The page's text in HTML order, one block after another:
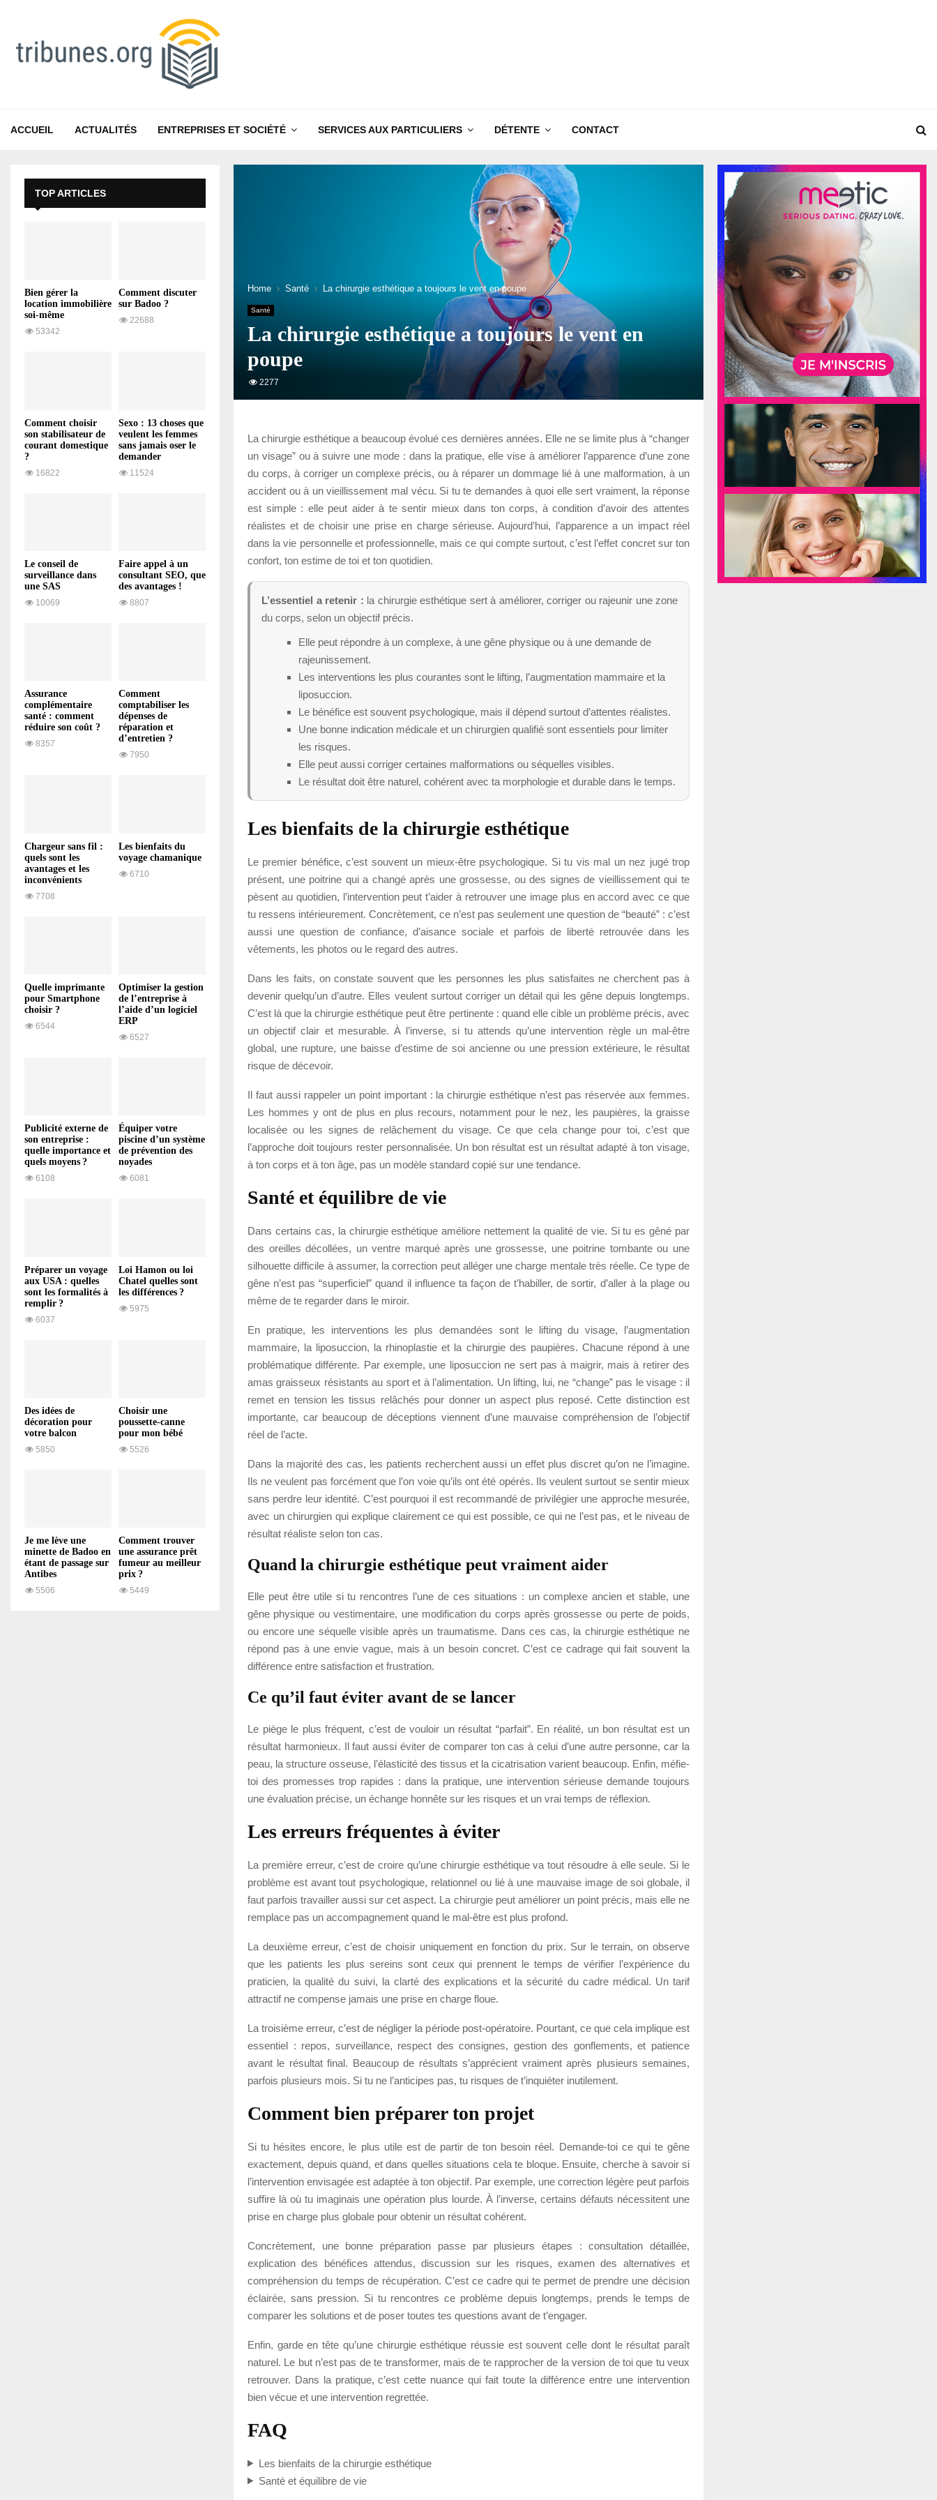
ACCUEIL ACTUALITÉS ENTREPRISES ET SOCIÉTÉ SERVICES AUX PARTICULIERS DÉTENTE CONTACT
Home Santé La chirurgie esthétique a toujours le vent en poupe
Santé
La chirurgie esthétique a toujours le vent en
poupe
2277
La chirurgie esthétique a beaucoup évolué ces dernières années. Elle ne se limite plus à “changer
un visage” ou à suivre une mode : dans la pratique, elle vise à améliorer l’apparence d’une zone
du corps, à corriger un complexe précis, ou à réparer un dommage lié à une malformation, à un
accident ou à un vieillissement mal vécu. Si tu te demandes à quoi elle sert vraiment, la réponse
est simple : elle peut aider à te sentir mieux dans ton corps, à condition d’avoir des attentes
réalistes et de choisir une prise en charge sérieuse. Aujourd’hui, l’apparence a un impact réel
dans la vie personnelle et professionnelle, mais ce qui compte surtout, c’est l’effet concret sur ton
confort, ton estime de toi et ton quotidien.
L’essentiel a retenir : la chirurgie esthétique sert à améliorer, corriger ou rajeunir une zone
du corps, selon un objectif précis.
Elle peut répondre à un complexe, à une gêne physique ou à une demande de
rajeunissement.
Les interventions les plus courantes sont le lifting, l’augmentation mammaire et la
liposuccion.
Le bénéfice est souvent psychologique, mais il dépend surtout d’attentes réalistes.
Une bonne indication médicale et un chirurgien qualifié sont essentiels pour limiter
les risques.
Elle peut aussi corriger certaines malformations ou séquelles visibles.
Le résultat doit être naturel, cohérent avec ta morphologie et durable dans le temps.
Les bienfaits de la chirurgie esthétique
Le premier bénéfice, c’est souvent un mieux-être psychologique. Si tu vis mal un nez jugé trop
présent, une poitrine qui a changé après une grossesse, ou des signes de vieillissement qui te
pèsent au quotidien, l’intervention peut t’aider à retrouver une image plus en accord avec ce que
tu ressens intérieurement. Concrètement, ce n’est pas seulement une question de “beauté” : c’est
aussi une question de confiance, d’aisance sociale et parfois de liberté retrouvée dans les
vêtements, les photos ou le regard des autres.
Dans les faits, on constate souvent que les personnes les plus satisfaites ne cherchent pas à
devenir quelqu’un d’autre. Elles veulent surtout corriger un détail qui les gêne depuis longtemps.
C’est là que la chirurgie esthétique peut être pertinente : quand elle cible un problème précis, avec
un objectif clair et mesurable. À l’inverse, si tu attends qu’une intervention règle un mal-être
global, une rupture, une baisse d’estime de soi ancienne ou une pression extérieure, le résultat
risque de décevoir.
Il faut aussi rappeler un point important : la chirurgie esthétique n’est pas réservée aux femmes.
Les hommes y ont de plus en plus recours, notamment pour le nez, les paupières, la graisse
localisée ou les signes de relâchement du visage. Ce que cela change pour toi, c’est que
l’approche doit toujours rester personnalisée. Un bon résultat est un résultat adapté à ton visage,
à ton corps et à ton âge, pas un modèle standard copié sur une tendance.
Santé et équilibre de vie
Dans certains cas, la chirurgie esthétique améliore nettement la qualité de vie. Si tu es gêné par
des oreilles décollées, un ventre marqué après une grossesse, une poitrine tombante ou une
silhouette difficile à assumer, la correction peut alléger une charge mentale très réelle. Ce type de
gêne n’est pas “superficiel” quand il influence ta façon de t’habiller, de sortir, d’aller à la plage ou
même de te regarder dans le miroir.
En pratique, les interventions les plus demandées sont le lifting du visage, l’augmentation
mammaire, la liposuccion, la rhinoplastie et la chirurgie des paupières. Chacune répond à une
problématique différente. Par exemple, une liposuccion ne sert pas à maigrir, mais à retirer des
amas graisseux résistants au sport et à l’alimentation. Un lifting, lui, ne “change” pas le visage : il
remet en tension les tissus relâchés pour donner un aspect plus reposé. Cette distinction est
importante, car beaucoup de déceptions viennent d’une mauvaise compréhension de l’objectif
réel de l’acte.
Dans la majorité des cas, les patients recherchent aussi un effet plus discret qu’on ne l’imagine.
Ils ne veulent pas forcément que l’on voie qu’ils ont été opérés. Ils veulent surtout se sentir mieux
sans perdre leur identité. C’est pourquoi il est recommandé de privilégier une approche mesurée,
avec un chirurgien qui explique clairement ce qui est possible, ce qui ne l’est pas, et le niveau de
résultat réaliste selon ton cas.
Quand la chirurgie esthétique peut vraiment aider
Elle peut être utile si tu rencontres l’une de ces situations : un complexe ancien et stable, une
gêne physique ou vestimentaire, une modification du corps après grossesse ou perte de poids,
ou encore une séquelle visible après un traumatisme. Dans ces cas, la chirurgie esthétique ne
répond pas à une envie vague, mais à un besoin concret. C’est ce cadrage qui fait souvent la
différence entre satisfaction et frustration.
Ce qu’il faut éviter avant de se lancer
Le piège le plus fréquent, c’est de vouloir un résultat “parfait”. En réalité, un bon résultat est un
résultat harmonieux. Il faut aussi éviter de comparer ton cas à celui d’une autre personne, car la
peau, la structure osseuse, l’élasticité des tissus et la cicatrisation varient beaucoup. Enfin, méfie-
toi des promesses trop rapides : dans la pratique, une intervention sérieuse demande toujours
une évaluation précise, un échange honnête sur les risques et un vrai temps de réflexion.
Les erreurs fréquentes à éviter
La première erreur, c’est de croire qu’une chirurgie esthétique va tout résoudre à elle seule. Si le
problème est avant tout psychologique, relationnel ou lié à une mauvaise image de soi globale, il
faut parfois travailler aussi sur cet aspect. La chirurgie peut améliorer un point précis, mais elle ne
remplace pas un accompagnement quand le mal-être est plus profond.
La deuxième erreur, c’est de choisir uniquement en fonction du prix. Sur le terrain, on observe
que les patients les plus sereins sont ceux qui prennent le temps de vérifier l’expérience du
praticien, la qualité du suivi, la clarté des explications et la sécurité du cadre médical. Un tarif
attractif ne compense jamais une prise en charge floue.
La troisième erreur, c’est de négliger la période post-opératoire. Pourtant, ce que cela implique est
essentiel : repos, surveillance, respect des consignes, gestion des gonflements, et patience
avant le résultat final. Beaucoup de résultats s’apprécient vraiment après plusieurs semaines,
parfois plusieurs mois. Si tu ne l’anticipes pas, tu risques de t’inquiéter inutilement.
Comment bien préparer ton projet
Si tu hésites encore, le plus utile est de partir de ton besoin réel. Demande-toi ce qui te gêne
exactement, depuis quand, et dans quelles situations cela te bloque. Ensuite, cherche à savoir si
l’intervention envisagée est adaptée à ton objectif. Par exemple, une correction légère peut parfois
suffire là où tu imaginais une opération plus lourde. À l’inverse, certains défauts nécessitent une
prise en charge plus globale pour obtenir un résultat cohérent.
Concrètement, une bonne préparation passe par plusieurs étapes : consultation détaillée,
explication des bénéfices attendus, discussion sur les risques, examen des alternatives et
compréhension du temps de récupération. C’est ce cadre qui te permet de prendre une décision
éclairée, sans pression. Si tu rencontres ce problème depuis longtemps, prends le temps de
comparer les solutions et de poser toutes tes questions avant de t’engager.
Enfin, garde en tête qu’une chirurgie esthétique réussie est souvent celle dont le résultat paraît
naturel. Le but n’est pas de te transformer, mais de te rapprocher de la version de toi que tu veux
retrouver. Dans la pratique, c’est cette nuance qui fait toute la différence entre une intervention
bien vécue et une intervention regrettée.
FAQ
Les bienfaits de la chirurgie esthétique
Santé et équilibre de vie
TOP ARTICLES
Bien gérer la
location immobilière
soi-même
53342
Comment discuter
sur Badoo ?
22688
Comment choisir
son stabilisateur de
courant domestique
?
16822
Sexo : 13 choses que
veulent les femmes
sans jamais oser le
demander
11524
Le conseil de
surveillance dans
une SAS
10069
Faire appel à un
consultant SEO, que
des avantages !
8807
Assurance
complémentaire
santé : comment
réduire son coût ?
8357
Comment
comptabiliser les
dépenses de
réparation et
d’entretien ?
7950
Chargeur sans fil :
quels sont les
avantages et les
inconvénients
7708
Les bienfaits du
voyage chamanique
6710
Quelle imprimante
pour Smartphone
choisir ?
6544
Optimiser la gestion
de l’entreprise à
l’aide d’un logiciel
ERP
6527
Publicité externe de
son entreprise :
quelle importance et
quels moyens ?
6108
Équiper votre
piscine d’un système
de prévention des
noyades
6081
Préparer un voyage
aux USA : quelles
sont les formalités à
remplir ?
6037
Loi Hamon ou loi
Chatel quelles sont
les différences ?
5975
Des idées de
décoration pour
votre balcon
5850
Choisir une
poussette-canne
pour mon bébé
5526
Je me lève une
minette de Badoo en
étant de passage sur
Antibes
5506
Comment trouver
une assurance prêt
fumeur au meilleur
prix ?
5449